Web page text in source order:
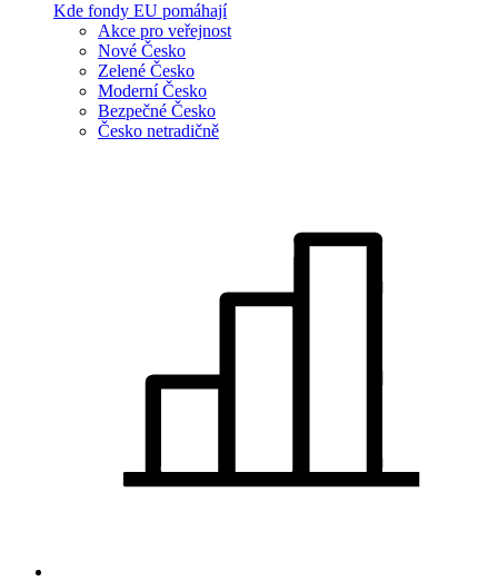
Kde fondy EU pomáhají
Akce pro veřejnost
Nové Česko
Zelené Česko
Moderní Česko
Bezpečné Česko
Česko netradičně